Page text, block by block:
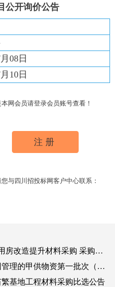
市 宜宾市 攀枝花
市 阿坝州 甘孜州 凉山州
公开询价公告
08日
10日
网会员请登录会员账号查看！
注册
与四川招投标网客户中心联系：
5万亩蜜桃全产业链项目配套用房改造提升材料采购 采购公告
2026年铁路建设项目国铁集团管理的甲供物资第一批次（第一部分）招标公告
基地工程材料采购比选公告